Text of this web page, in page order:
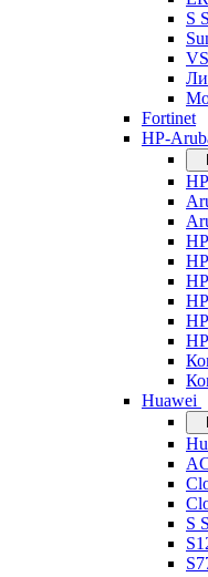
S
Fortinet
HP-
Huawei
S